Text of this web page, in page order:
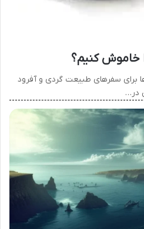
خاموش کنیم؟
برای سفرهای طبیعت گردی و آفرود
در…